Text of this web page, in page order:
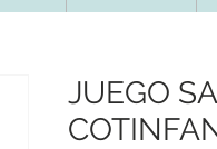
JUEGO